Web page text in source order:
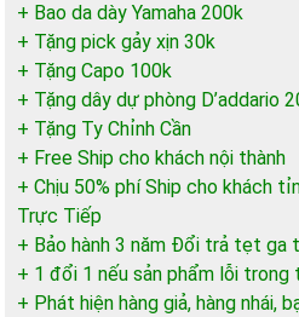
+ Bao da dày Yamaha 200k
+ Tặng pick gảy xịn 30k
+ Tặng Capo 100k
+ Tặng dây dự phòng D’addario
+ Tặng Ty Chỉnh Cần
+ Free Ship cho khách nội thành
+ Chịu 50% phí Ship cho khách
Trực Tiếp
+ Bảo hành 3 năm Đổi trả tẹt ga
+ 1 đổi 1 nếu sản phẩm lỗi trong
+ Phát hiện hàng giả, hàng nhái,